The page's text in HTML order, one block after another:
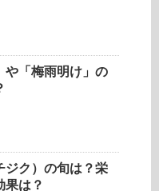
や「梅雨明け」の
ジク）の旬は？栄
果は？